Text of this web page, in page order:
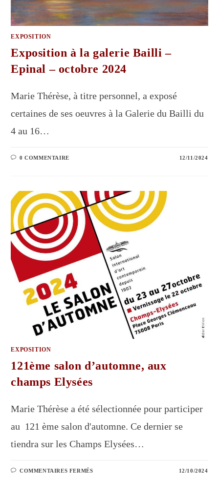
EXPOSITION
Exposition à la galerie Bailli –
Epinal – octobre 2024
Marie Thérèse, à titre personnel, a exposé
certaines de ses oeuvres à la Galerie du Bailli du
4 au 16…
0 COMMENTAIRE 12/11/2024
EXPOSITION
121ème salon d’automne, aux
champs Elysées
Marie Thérèse a été sélectionnée pour participer
au 121 ème salon d'automne. Ce dernier se
tiendra sur les Champs Elysées…
COMMENTAIRES FERMÉS 12/10/2024